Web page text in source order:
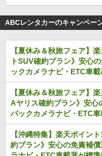
ABCレンタカーのキャンペー
【夏休み＆秋旅フェア】
トSUV確約プラン》安心
ックカメラナビ・ETC車載
【夏休み＆秋旅フェア】
Aヤリス確約プラン》安心
バックカメラナビ・ETC車
【沖縄特集】楽天ポイン
約プラン》安心の免責補